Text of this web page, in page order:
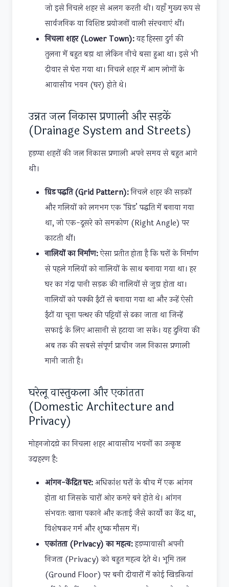
जो इसे निचले शहर से अलग करती थी। यहाँ मुख्य रूप से
सार्वजनिक या विशिष्ट प्रयोजनों वाली संरचनाएं थीं।
निचला शहर (Lower Town):यह हिस्सा दुर्ग की
तुलना में बहुत बड़ा था लेकिन नीचे बसा हुआ था। इसे भी
दीवार से घेरा गया था। निचले शहर में आम लोगों के
आवासीय भवन (घर) होते थे।
उन्नत जल निकास प्रणाली और सड़कें
(Drainage System and Streets)
हड़प्पा शहरों की जल निकास प्रणाली अपने समय से बहुत आगे
थी।
ग्रिड पद्धति (Grid Pattern):निचले शहर की सड़कों
और गलियों को लगभग एक ‘ग्रिड’ पद्धति में बनाया गया
था, जो एक-दूसरे को समकोण (Right Angle) पर
काटती थीं।
नालियों का निर्माण:ऐसा प्रतीत होता है कि घरों के निर्माण
से पहले गलियों को नालियों के साथ बनाया गया था। हर
घर का गंदा पानी सड़क की नालियों से जुड़ा होता था।
नालियों को पक्की ईंटों से बनाया गया था और उन्हें ऐसी
ईंटों या चूना पत्थर की पट्टियों से ढका जाता था जिन्हें
सफाई के लिए आसानी से हटाया जा सके। यह दुनिया की
अब तक की सबसे संपूर्ण प्राचीन जल निकास प्रणाली
मानी जाती है।
घरेलू वास्तुकला और एकांतता
(Domestic Architecture and
Privacy)
मोहनजोदड़ो का निचला शहर आवासीय भवनों का उत्कृष्ट
उदाहरण है:
आंगन-केंद्रित घर:अधिकांश घरों के बीच में एक आंगन
होता था जिसके चारों ओर कमरे बने होते थे। आंगन
संभवतः खाना पकाने और कताई जैसे कार्यों का केंद्र था,
विशेषकर गर्म और शुष्क मौसम में।
एकांतता (Privacy) का महत्व:हड़प्पावासी अपनी
निजता (Privacy) को बहुत महत्व देते थे। भूमि तल
(Ground Floor) पर बनी दीवारों में कोई खिड़कियां